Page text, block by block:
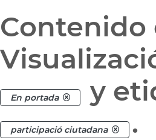
Contenido
En portada y
participació ciutadana .